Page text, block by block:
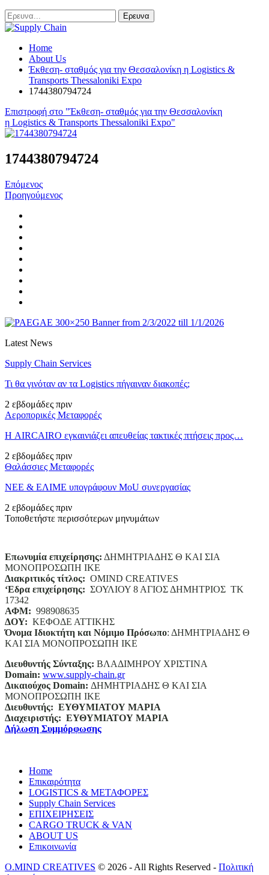
Home
About Us
Έκθεση- σταθμός για την Θεσσαλονίκη η Logistics &
Transports Thessaloniki Expo
1744380794724
Επιστροφή στο "Έκθεση- σταθμός για την Θεσσαλονίκη
η Logistics & Transports Thessaloniki Expo"
1744380794724
Επόμενος
Προηγούμενος
Latest News
Supply Chain Services
Τι θα γινόταν αν τα Logistics πήγαιναν διακοπές;
2 εβδομάδες πριν
Αεροπορικές Μεταφορές
Η AIRCAIRO εγκαινιάζει απευθείας τακτικές πτήσεις προς…
2 εβδομάδες πριν
Θαλάσσιες Μεταφορές
ΝΕΕ & ΕΛΙΜΕ υπογράφουν MoU συνεργασίας
2 εβδομάδες πριν
Τοποθετήστε περισσότερων μηνυμάτων
Επωνυμία επιχείρησης: ΔΗΜΗΤΡΙΑΔΗΣ Θ ΚΑΙ ΣΙΑ
ΜΟΝΟΠΡΟΣΩΠΗ ΙΚΕ
Διακριτικός τίτλος: ΟΜΙΝD CREATIVES
‘Eδρα επιχείρησης: ΣΟΥΛΙΟΥ 8 ΑΓΙΟΣ ΔΗΜΗΤΡΙΟΣ ΤΚ
17342
ΑΦΜ: 998908635
ΔΟΥ: ΚΕΦΟΔΕ ΑΤΤΙΚΗΣ
Όνομα Ιδιοκτήτη και Νόμιμο Πρόσωπο: ΔΗΜΗΤΡΙΑΔΗΣ Θ
ΚΑΙ ΣΙΑ ΜΟΝΟΠΡΟΣΩΠΗ ΙΚΕ
Διευθυντής Σύνταξης: ΒΛΑΔΙΜΗΡΟΥ ΧΡΙΣΤΙΝΑ
Domain: www.supply-chain.gr
Δικαιούχος Domain: ΔΗΜΗΤΡΙΑΔΗΣ Θ ΚΑΙ ΣΙΑ
ΜΟΝΟΠΡΟΣΩΠΗ ΙΚΕ
Διευθυντής: ΕΥΘΥΜΙΑΤΟΥ ΜΑΡΙΑ
Διαχειριστής: ΕΥΘΥΜΙΑΤΟΥ ΜΑΡΙΑ
Δήλωση Συμμόρφωσης
Home
Επικαιρότητα
LOGISTICS & ΜΕΤΑΦΟΡΕΣ
Supply Chain Services
ΕΠΙΧΕΙΡΗΣΕΙΣ
CARGO TRUCK & VAN
ABOUT US
Επικοινωνία
O.MIND CREATIVES © 2026 - All Rights Reserved - Πολιτική